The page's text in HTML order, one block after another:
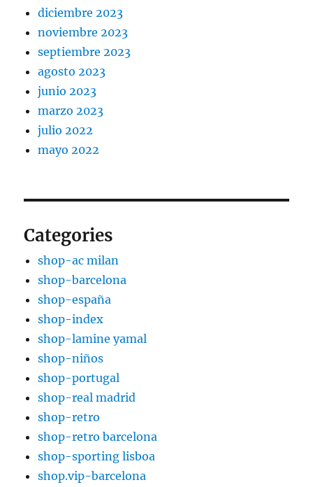
diciembre 2023
noviembre 2023
septiembre 2023
agosto 2023
junio 2023
marzo 2023
julio 2022
mayo 2022
Categories
shop-ac milan
shop-barcelona
shop-españa
shop-index
shop-lamine yamal
shop-niños
shop-portugal
shop-real madrid
shop-retro
shop-retro barcelona
shop-sporting lisboa
shop.vip-barcelona